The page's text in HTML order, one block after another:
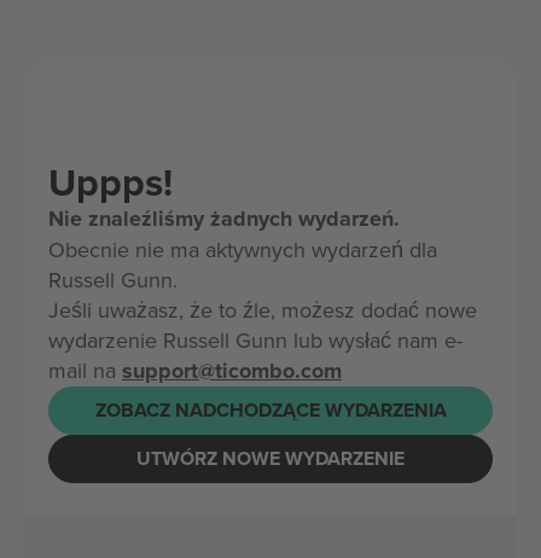
Uppps!
Nie znaleźliśmy żadnych wydarzeń.
Obecnie nie ma aktywnych wydarzeń dla
Russell Gunn.
Jeśli uważasz, że to źle, możesz dodać nowe
wydarzenie Russell Gunn lub wysłać nam e-
mail na support@ticombo.com
ZOBACZ NADCHODZĄCE WYDARZENIA
UTWÓRZ NOWE WYDARZENIE